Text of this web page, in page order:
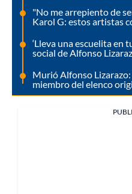
"No me arrepiento de
Karol G: estos artistas
‘Lleva una escuelita en
social de Alfonso
Murió Alfonso
miembro del elenco